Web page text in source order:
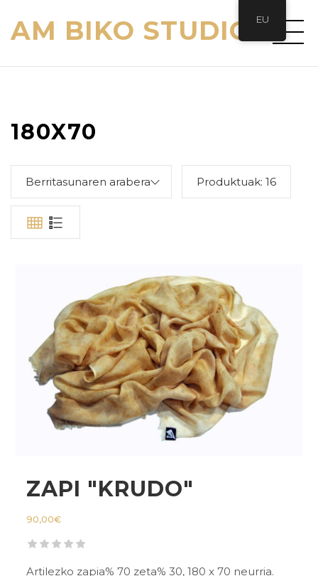
AM BIKO STUDIO
180X70
Berritasunaren arabera Produktuak: 16
ZAPI "KRUDO"
90,00€
Artilezko zapia% 70 zeta% 30, 180 x 70 neurria.
EU